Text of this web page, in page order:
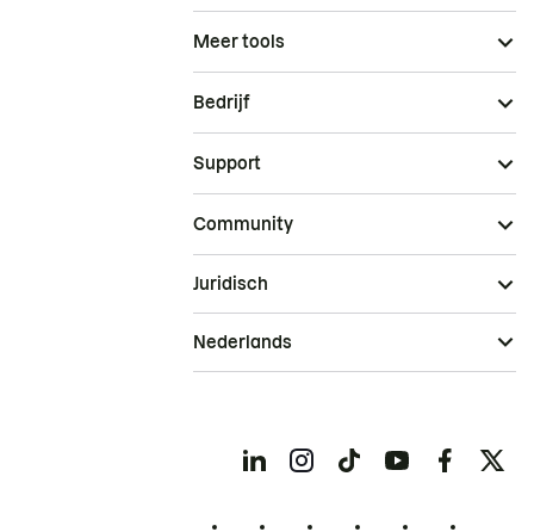
Meer tools
Bedrijf
Support
Community
Juridisch
Nederlands